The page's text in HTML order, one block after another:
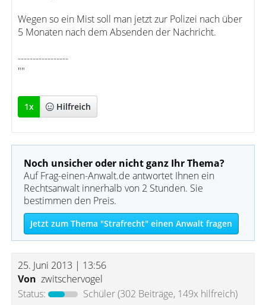
Wegen so ein Mist soll man jetzt zur Polizei nach über
5 Monaten nach dem Absenden der Nachricht.
-----------------
""
1x Hilfreich
Noch unsicher oder nicht ganz Ihr Thema?
Auf Frag-einen-Anwalt.de antwortet Ihnen ein
Rechtsanwalt innerhalb von 2 Stunden. Sie
bestimmen den Preis.
Jetzt zum Thema "Strafrecht" einen Anwalt fragen
25. Juni 2013 | 13:56
Von zwitschervogel
Status:
Schüler(302 Beiträge, 149x hilfreich)